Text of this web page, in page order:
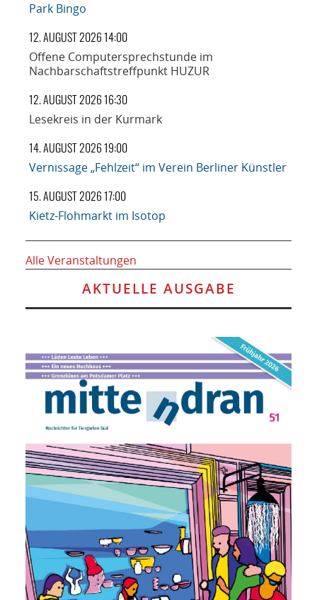
Park Bingo
12. AUGUST 2026 14:00
Offene Computersprechstunde im
Nachbarschaftstreffpunkt HUZUR
12. AUGUST 2026 16:30
Lesekreis in der Kurmark
14. AUGUST 2026 19:00
Vernissage „Fehlzeit“ im Verein Berliner Künstler
15. AUGUST 2026 17:00
Kietz-Flohmarkt im Isotop
Alle Veranstaltungen
AKTUELLE AUSGABE